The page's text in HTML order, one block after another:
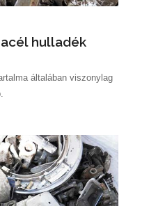
hulladék
általában viszonylag